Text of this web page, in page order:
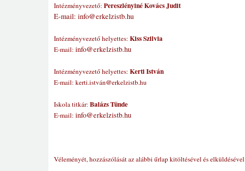
Intézményvezető: Pereszlényiné Kovács Judit
E-mail: info@erkelzistb.hu
Intézményvezető helyettes: Kiss Szilvia
E-mail: info@erkelzistb.hu
Intézményvezető helyettes: Kerti István
E-mail: kerti.istván@erkelzistb.hu
Iskola titkár: Balázs Tünde
E-mail: info@erkelzistb.hu
Véleményét, hozzászólását az alábbi űrlap kitöltésével és elküldésével